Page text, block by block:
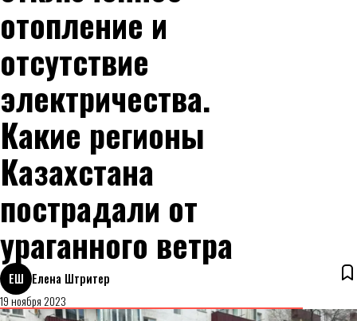
отопление и
отсутствие
электричества.
Какие регионы
Казахстана
пострадали от
ураганного ветра
ЕШ Елена Штритер
19 ноября 2023